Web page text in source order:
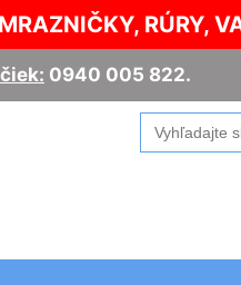
RÚRY,
0940 005 822.
Search
for: